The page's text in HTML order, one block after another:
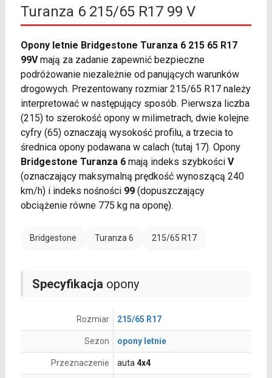
Turanza 6 215/65 R17 99 V
Opony letnie Bridgestone Turanza 6 215 65 R17
99Vmają za zadanie zapewnić bezpieczne
podróżowanie niezależnie od panujących warunków
drogowych. Prezentowany rozmiar 215/65 R17 należy
interpretować w następujący sposób. Pierwsza liczba
(215) to szerokość opony w milimetrach, dwie kolejne
cyfry (65) oznaczają wysokość profilu, a trzecia to
średnica opony podawana w calach (tutaj 17). Opony
Bridgestone Turanza 6mają indeks szybkości V
(oznaczający maksymalną prędkość wynoszącą 240
km/h) i indeks nośności 99(dopuszczający
obciążenie równe 775 kg na oponę).
Bridgestone Turanza 6 215/65 R17
Specyfikacja opony
Rozmiar 215/65 R17
Sezon opony letnie
Przeznaczenie auta 4x4